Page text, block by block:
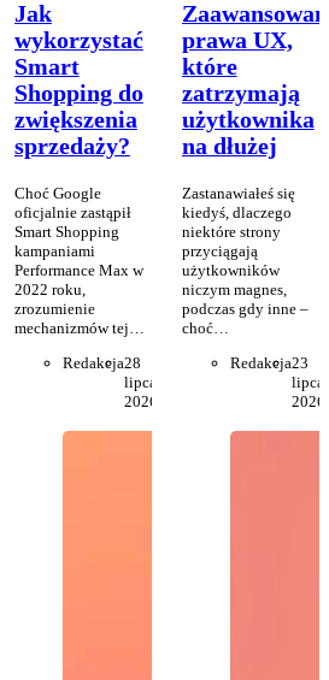
Jak
wykorzystać
Smart
Shopping do
zwiększenia
sprzedaży?
Choć Google
oficjalnie zastąpił
Smart Shopping
kampaniami
Performance Max w
2022 roku,
zrozumienie
mechanizmów tej…
Redakcja28
lipca
2026
prawa UX,
które
zatrzymają
użytkownika
na dłużej
Zastanawiałeś się
kiedyś, dlaczego
niektóre strony
przyciągają
użytkowników
niczym magnes,
podczas gdy inne –
choć…
Redakcja23
lipca
2026